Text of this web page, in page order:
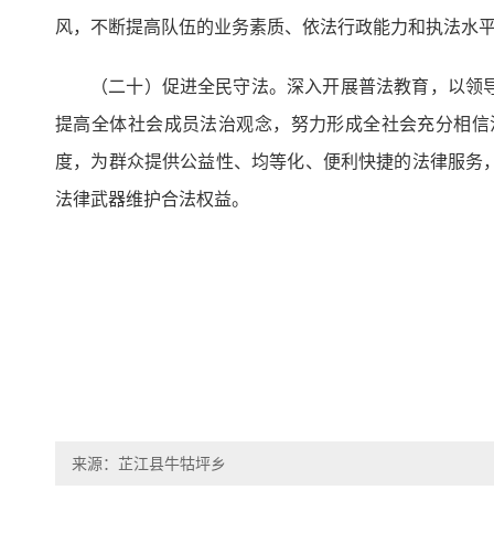
风，不断提高队伍的业务素质、依法行政能力和执法水
（二十）促进全民守法。深入开展普法教育，以
提高全体社会成员法治观念，努力形成全社会充分相
度，为群众提供公益性、均等化、便利快捷的法律服
法律武器维护合法权益。
来源：芷江县牛牯坪乡